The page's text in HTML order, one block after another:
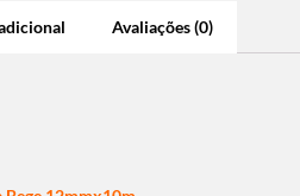
Avaliações (0)